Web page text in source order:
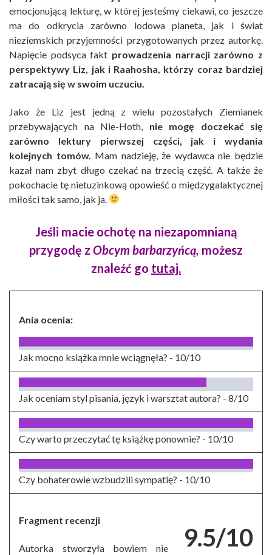
emocjonującą lekturę, w której jesteśmy ciekawi, co jeszcze
ma do odkrycia zarówno lodowa planeta, jak i świat
nieziemskich przyjemności przygotowanych przez autorkę.
Napięcie podsyca fakt prowadzenia narracji zarówno z
perspektywy Liz, jak i Raahosha, którzy coraz bardziej
zatracają się w swoim uczuciu.
Jako że Liz jest jedną z wielu pozostałych Ziemianek
przebywających na Nie-Hoth, nie mogę doczekać się
zarówno lektury pierwszej części, jak i wydania
kolejnych tomów. Mam nadzieję, że wydawca nie będzie
kazał nam zbyt długo czekać na trzecią część. A także że
pokochacie tę nietuzinkową opowieść o międzygalaktycznej
miłości tak samo, jak ja.
Jeśli macie ochotę na niezapomnianą
przygodę z Obcym barbarzyńcą, możesz
znaleźć go tutaj.
Ania ocenia:
Jak mocno książka mnie wciągnęła? - 10/10
Jak oceniam styl pisania, język i warsztat autora? - 8/10
Czy warto przeczytać tę książkę ponownie? - 10/10
Czy bohaterowie wzbudzili sympatię? - 10/10
9.5/10
Fragment recenzji
Autorka stworzyła bowiem nie